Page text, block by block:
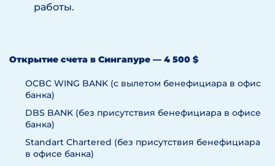
работы.
Открытие счета в Сингапуре — 4 500 $
OCBC WING BANK (с вылетом бенефициара в офис
банка)
DBS BANK (без присутствия бенефициара в офисе
банка)
Standart Chartered (без присутствия бенефициара
в офисе банка)